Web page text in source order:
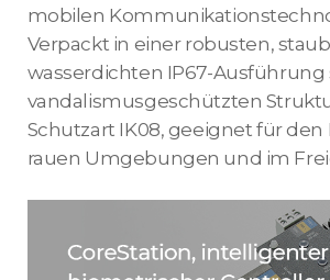
mobilen
Verpackt in einer robusten,
wasserdichten IP67-Ausführung
vandalismusgeschützten
Schutzart IK08, geeignet für den
rauen Umgebungen und im